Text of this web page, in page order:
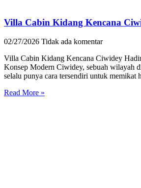
Villa Cabin Kidang Kencana
02/27/2026 Tidak ada komentar
Villa Cabin Kidang Kencana Ciwidey
Konsep Modern Ciwidey, sebuah wilayah
selalu punya cara tersendiri untuk memikat
Read More »